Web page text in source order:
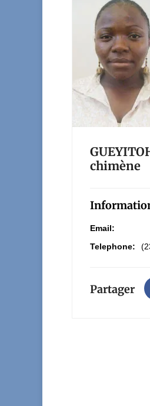
chimène
Email:
Telephone:
Partager